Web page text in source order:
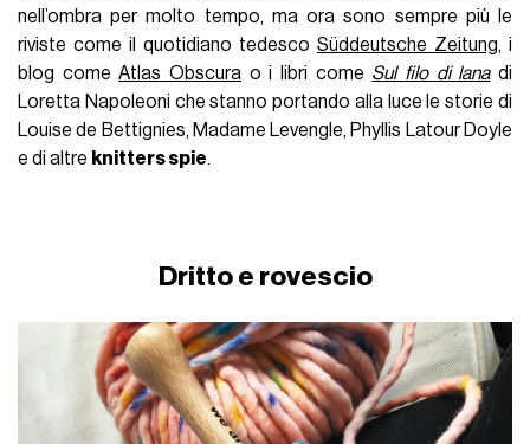
nell’ombra per molto tempo, ma ora sono sempre più le
riviste come il quotidiano tedesco Süddeutsche Zeitung, i
blog comeAtlas Obscura o i libri come Sul filo di lanadi
Loretta Napoleoni che stanno portando alla luce le storie di
Louise de Bettignies, Madame Levengle, Phyllis Latour Doyle
e di altre knitters spie.
Dritto e rovescio